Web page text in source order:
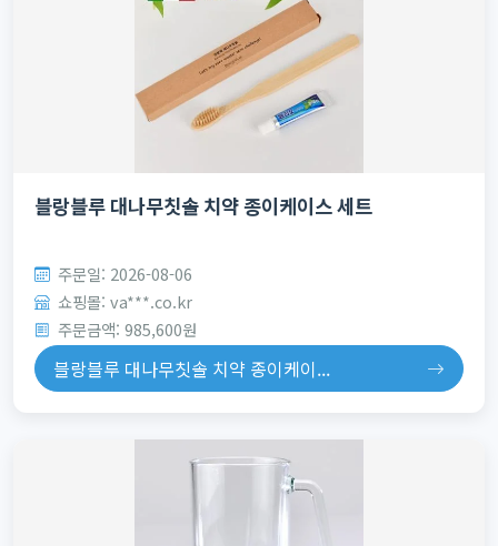
블랑블루 대나무칫솔 치약 종이케이스 세트
주문일: 2026-08-06
쇼핑몰: va***.co.kr
주문금액: 985,600원
블랑블루 대나무칫솔 치약 종이케이...